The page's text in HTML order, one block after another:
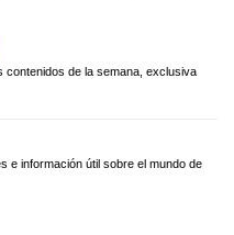
contenidos de la semana, exclusiva
e información útil sobre el mundo de